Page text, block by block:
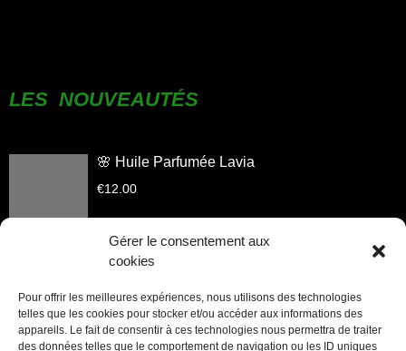
Gérer le consentement aux
cookies
Pour offrir les meilleures expériences, nous utilisons des technologies
telles que les cookies pour stocker et/ou accéder aux informations des
appareils. Le fait de consentir à ces technologies nous permettra de traiter
des données telles que le comportement de navigation ou les ID uniques
LES NOUVEAUTÉS
🌸 Huile Parfumée Lavia
€12.00
Huile Parfumée Aliyah
€12.00